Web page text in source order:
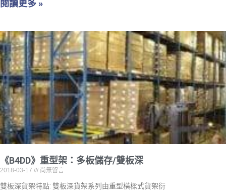
閱讀更多 »
《B4DD》重型架：多板儲存/雙板深
2018-03-17 尚無留言
雙板深貨架特點: 雙板深貨架系列由重型橫樑式貨架衍